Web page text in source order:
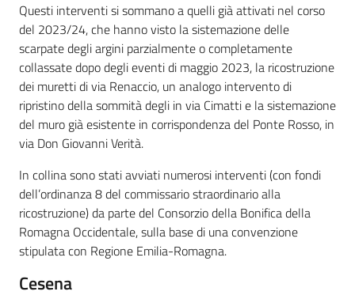
Questi interventi si sommano a quelli già attivati nel corso
del 2023/24, che hanno visto la sistemazione delle
scarpate degli argini parzialmente o completamente
collassate dopo degli eventi di maggio 2023, la ricostruzione
dei muretti di via Renaccio, un analogo intervento di
ripristino della sommità degli in via Cimatti e la sistemazione
del muro già esistente in corrispondenza del Ponte Rosso, in
via Don Giovanni Verità.
In collina sono stati avviati numerosi interventi (con fondi
dell’ordinanza 8 del commissario straordinario alla
ricostruzione) da parte del Consorzio della Bonifica della
Romagna Occidentale, sulla base di una convenzione
stipulata con Regione Emilia-Romagna.
Cesena